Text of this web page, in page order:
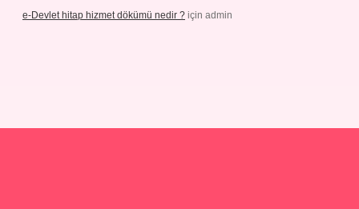
e-Devlet hitap hizmet dökümü nedir ? için admin